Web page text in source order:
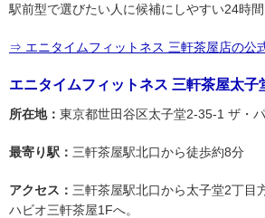
駅前型で選びたい人に候補にしやすい24時間
⇒ エニタイムフィットネス 三軒茶屋店の公
エニタイムフィットネス 三軒茶屋太子
所在地： 東京都世田谷区太子堂2-35-1 ザ・
最寄り駅： 三軒茶屋駅北口から徒歩約8分
アクセス： 三軒茶屋駅北口から太子堂2丁目
ハビオ三軒茶屋1Fへ。